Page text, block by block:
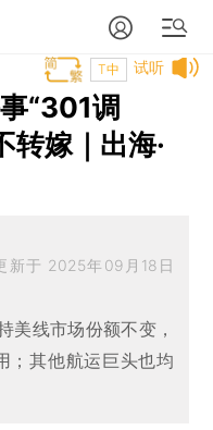
试听
T中
“301调
转嫁｜出海·
新于 2025年09月18日
美线市场份额不变，
；其他航运巨头也均